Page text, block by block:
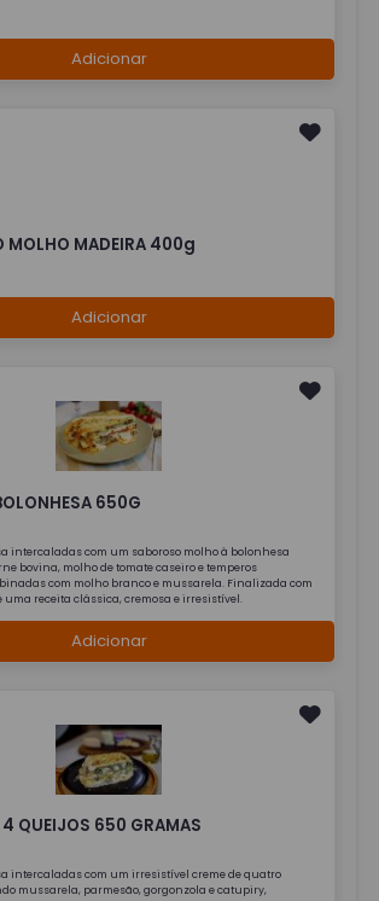
Adicionar
MOLHO MADEIRA 400g
Adicionar
650G
intercaladas com um saboroso molho à bolonhesa
bovina, molho de tomate caseiro e temperos
com molho branco e mussarela. Finalizada com
receita clássica, cremosa e irresistível.
Adicionar
4 QUEIJOS 650 GRAMAS
intercaladas com um irresistível creme de quatro
mussarela, parmesão, gorgonzola e catupiry,